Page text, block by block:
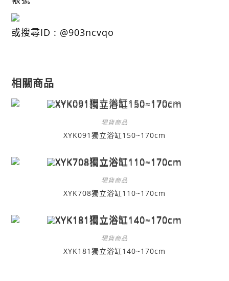
或搜尋ID : @903ncvqo
相關商品
現貨商品
XYK091獨立浴缸150~170cm
現貨商品
XYK708獨立浴缸110~170cm
現貨商品
XYK181獨立浴缸140~170cm